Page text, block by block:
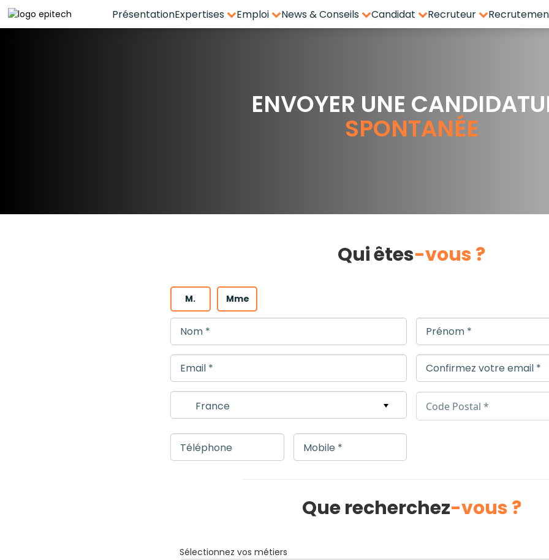
PrésentationExpertises Emploi News & Conseils Candidat Recruteur
ENVOYER UNE
SPONTANÉE
Qui êtes-vous ?
M. Mme
Que recherchez-vous ?
Sélectionnez vos métiers